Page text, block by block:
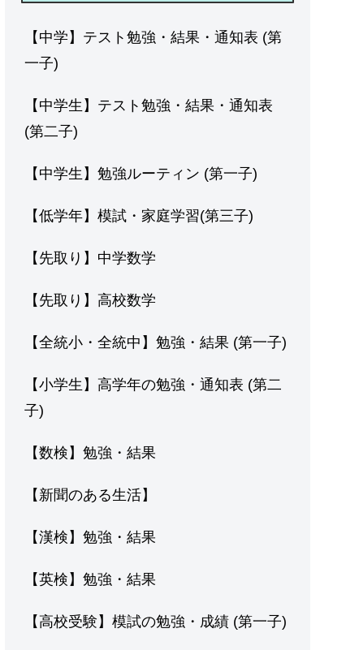
【中学】テスト勉強・結果・通知表 (第
一子)
【中学生】テスト勉強・結果・通知表
(第二子)
【中学生】勉強ルーティン (第一子)
【低学年】模試・家庭学習(第三子)
【先取り】中学数学
【先取り】高校数学
【全統小・全統中】勉強・結果 (第一子)
【小学生】高学年の勉強・通知表 (第二
子)
【数検】勉強・結果
【新聞のある生活】
【漢検】勉強・結果
【英検】勉強・結果
【高校受験】模試の勉強・成績 (第一子)